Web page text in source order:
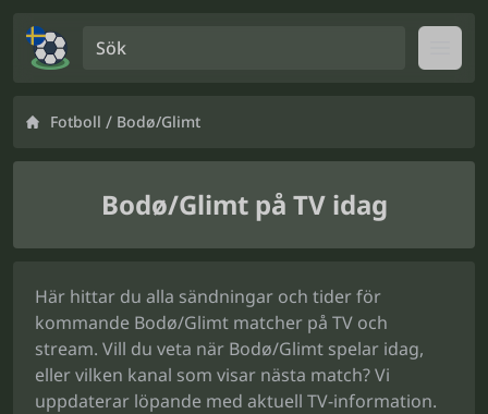
Fotboll / Bodø/Glimt
Bodø/Glimt på TV idag
Här hittar du alla sändningar och tider för
kommande Bodø/Glimt matcher på TV och
stream. Vill du veta när Bodø/Glimt spelar idag,
eller vilken kanal som visar nästa match? Vi
uppdaterar löpande med aktuell TV-information.